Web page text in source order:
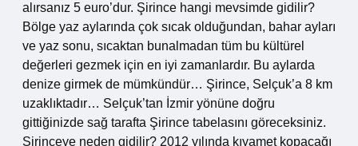
alırsanız 5 euro’dur. Şirince hangi mevsimde gidilir?
Bölge yaz aylarında çok sıcak olduğundan, bahar ayları
ve yaz sonu, sıcaktan bunalmadan tüm bu kültürel
değerleri gezmek için en iyi zamanlardır. Bu aylarda
denize girmek de mümkündür… Şirince, Selçuk’a 8 km
uzaklıktadır… Selçuk’tan İzmir yönüne doğru
gittiğinizde sağ tarafta Şirince tabelasını göreceksiniz.
Şirinceye neden gidilir? 2012 yılında kıyamet kopacağı